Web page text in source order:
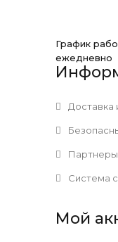
График
ежедневно
Доставка
Партнеры
Система
Мой